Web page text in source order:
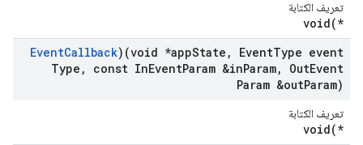
تعريف الكتابة
void(*
EventCallback)(void *appState , EventType event
Type , const InEventParam &inParam, OutEvent
Param &outParam)
تعريف الكتابة
void(*